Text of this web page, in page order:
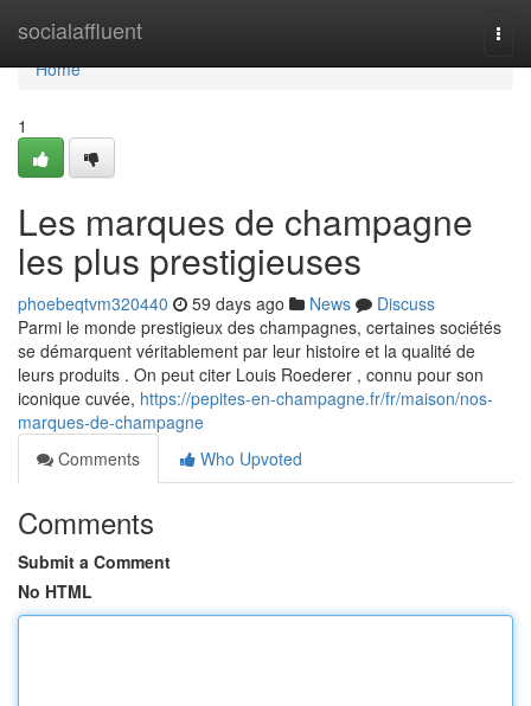
socialaffluent
Home
Home
1
Les marques de champagne
les plus prestigieuses
phoebeqtvm320440 59 days ago News
Discuss
Parmi le monde prestigieux des champagnes, certaines sociétés
se démarquent véritablement par leur histoire et la qualité de
leurs produits . On peut citer Louis Roederer , connu pour son
iconique cuvée, https://pepites-en-champagne.fr/fr/maison/nos-
marques-de-champagne
Comments
Who Upvoted
Comments
Submit a Comment
No HTML